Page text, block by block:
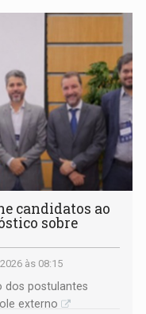
candidatos ao
sobre
às 08:15
dos postulantes
externo